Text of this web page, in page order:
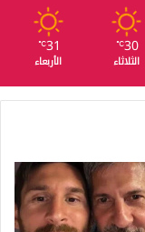
30
℃
الثلاثاء
31
℃
الأربعاء